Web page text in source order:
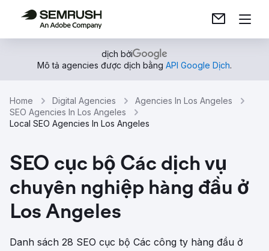
dịch bởi
Mô tả agencies được dịch bằng API Google Dịch.
Home Digital Agencies
Agencies In Los Angeles
SEO Agencies In Los Angeles
Local SEO Agencies In Los Angeles
SEO cục bộ Các dịch vụ
chuyên nghiệp hàng đầu ở
Los Angeles
Danh sách 28 SEO cục bộ Các công ty hàng đầu ở